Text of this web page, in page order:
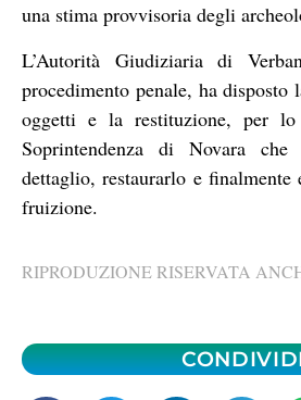
una stima provvisoria degli
L’Autorità Giudiziaria di
procedimento penale, ha
oggetti e la restituzione, per
Soprintendenza di Novara
dettaglio, restaurarlo e
fruizione.
RIPRODUZIONE RISERVATA